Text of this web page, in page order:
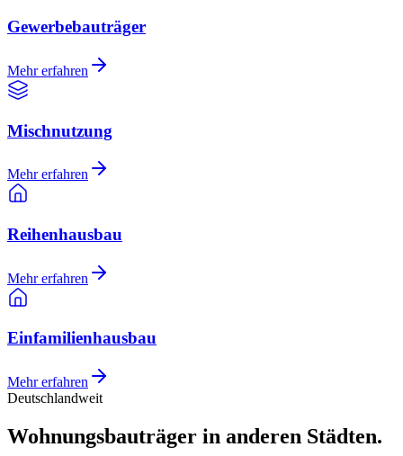
Gewerbebauträger
Mehr erfahren
Mischnutzung
Mehr erfahren
Reihenhausbau
Mehr erfahren
Einfamilienhausbau
Mehr erfahren
Deutschlandweit
Wohnungsbauträger in anderen Städten.